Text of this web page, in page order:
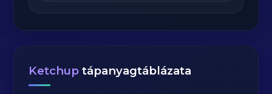
Ketchup tápanyagtáblázata